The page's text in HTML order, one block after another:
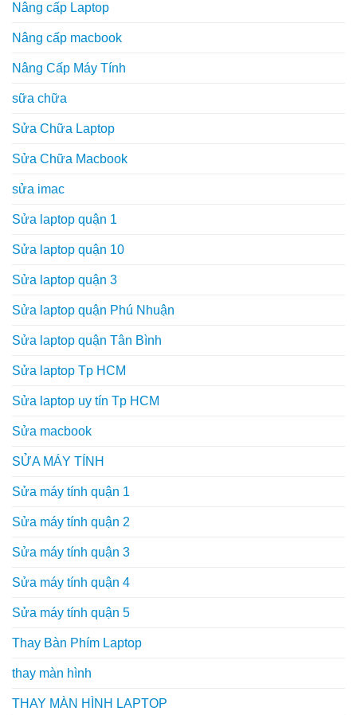
Nâng cấp Laptop
Nâng cấp macbook
Nâng Cấp Máy Tính
sữa chữa
Sửa Chữa Laptop
Sửa Chữa Macbook
sửa imac
Sửa laptop quận 1
Sửa laptop quận 10
Sửa laptop quận 3
Sửa laptop quận Phú Nhuận
Sửa laptop quận Tân Bình
Sửa laptop Tp HCM
Sửa laptop uy tín Tp HCM
Sửa macbook
SỬA MÁY TÍNH
Sửa máy tính quận 1
Sửa máy tính quận 2
Sửa máy tính quận 3
Sửa máy tính quận 4
Sửa máy tính quận 5
Thay Bàn Phím Laptop
thay màn hình
THAY MÀN HÌNH LAPTOP